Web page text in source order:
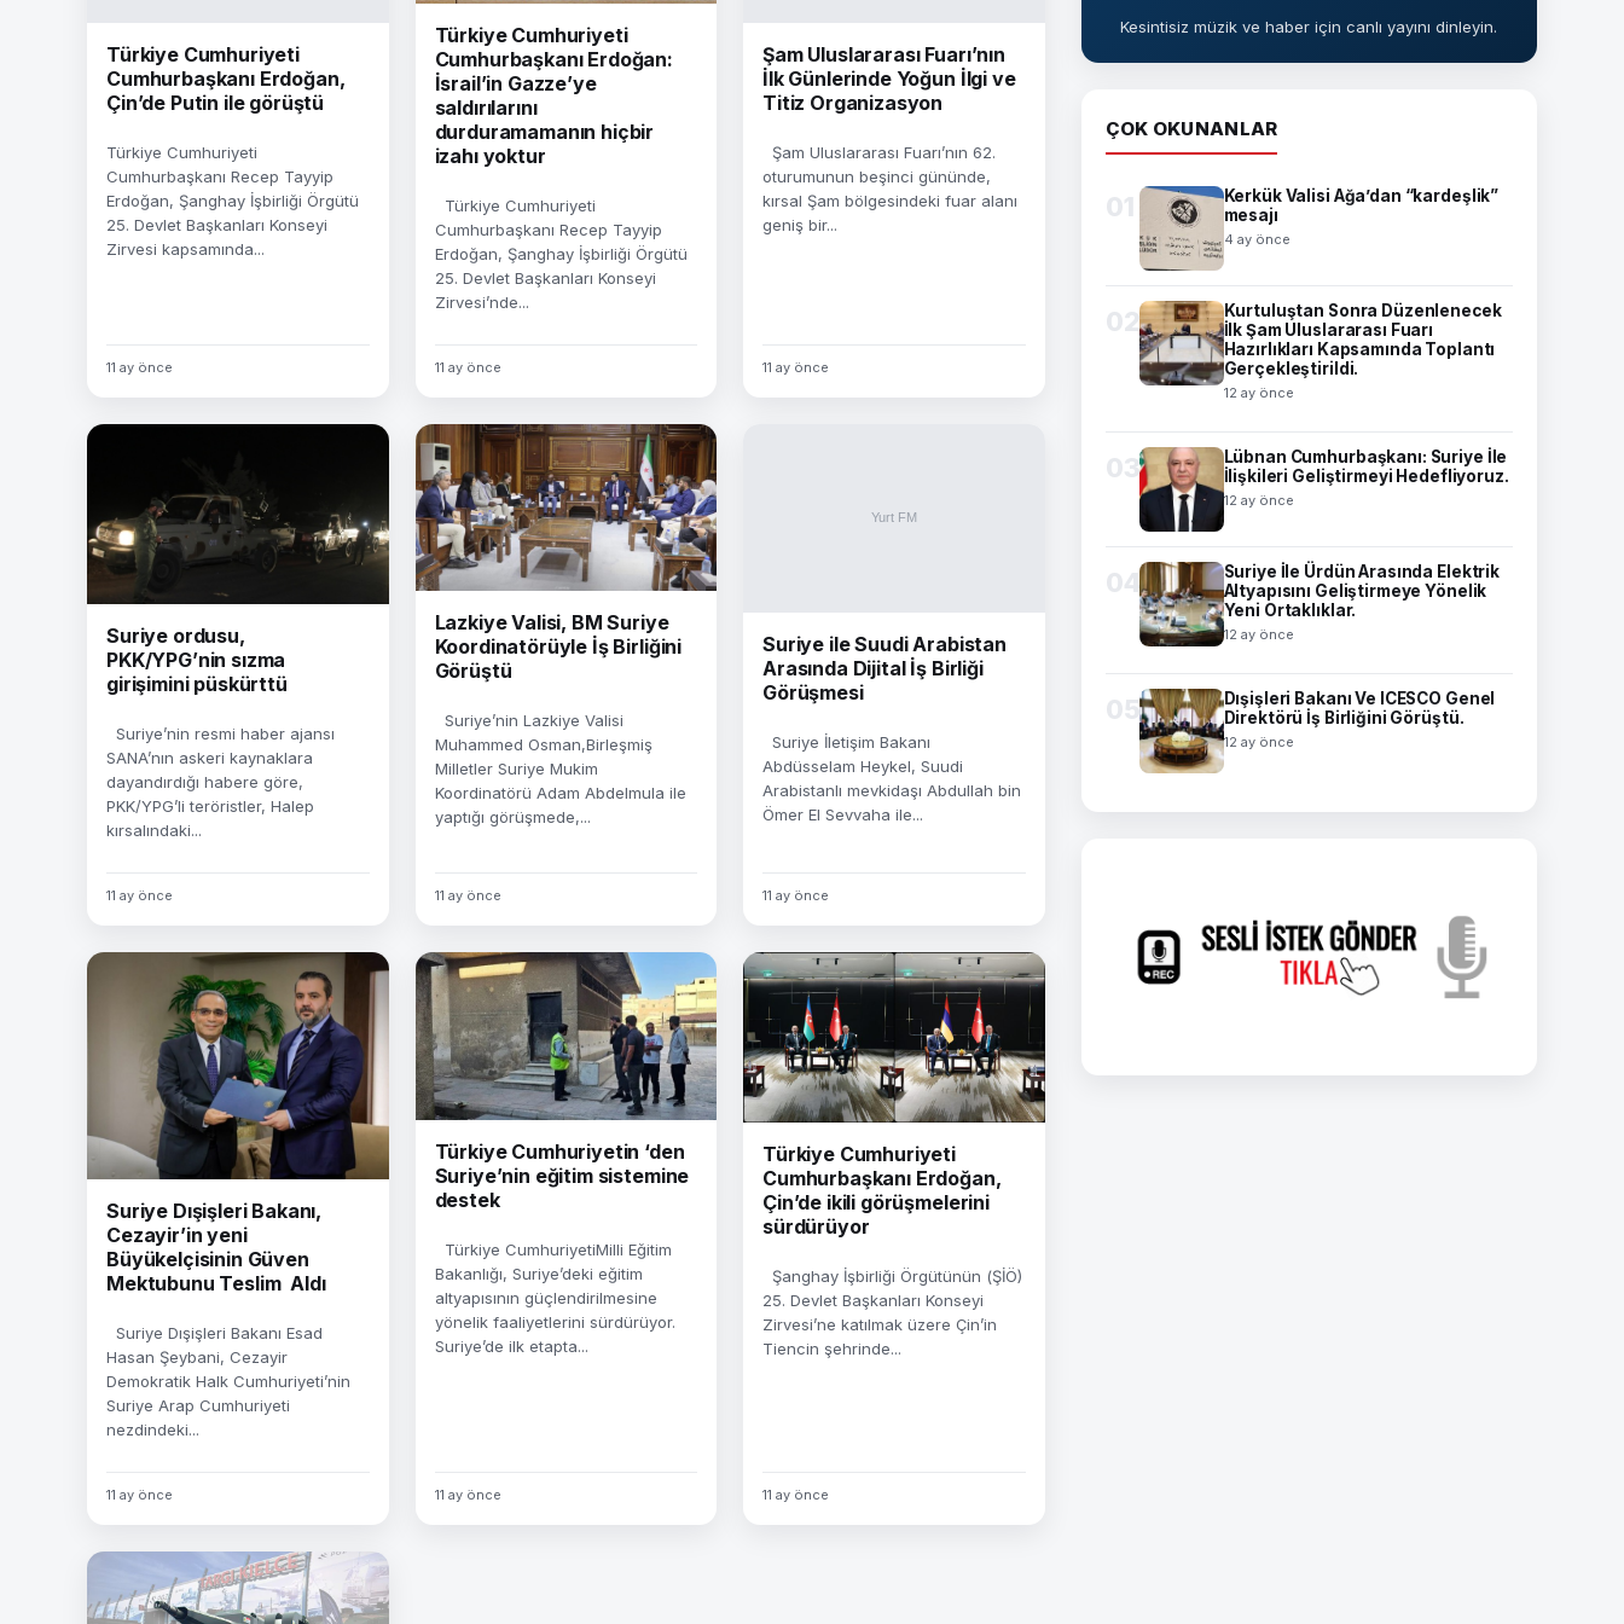
Türkiye Cumhuriyeti
Cumhurbaşkanı Erdoğan,
Çin’de Putin ile görüştü
Türkiye Cumhuriyeti
Cumhurbaşkanı Recep Tayyip
Erdoğan, Şanghay İşbirliği Örgütü
25. Devlet Başkanları Konseyi
Zirvesi kapsamında...
11 ay önce
Türkiye Cumhuriyeti
Cumhurbaşkanı Erdoğan:
İsrail’in Gazze’ye
saldırılarını
durduramamanın hiçbir
izahı yoktur
Türkiye Cumhuriyeti
Cumhurbaşkanı Recep Tayyip
Erdoğan, Şanghay İşbirliği Örgütü
25. Devlet Başkanları Konseyi
Zirvesi’nde...
11 ay önce
Şam Uluslararası Fuarı’nın
İlk Günlerinde Yoğun İlgi ve
Titiz Organizasyon
Şam Uluslararası Fuarı’nın 62.
oturumunun beşinci gününde,
kırsal Şam bölgesindeki fuar alanı
geniş bir...
11 ay önce
Suriye ordusu,
PKK/YPG’nin sızma
girişimini püskürttü
Suriye’nin resmi haber ajansı
SANA’nın askeri kaynaklara
dayandırdığı habere göre,
PKK/YPG’li teröristler, Halep
kırsalındaki...
11 ay önce
Lazkiye Valisi, BM Suriye
Koordinatörüyle İş Birliğini
Görüştü
Suriye’nin Lazkiye Valisi
Muhammed Osman,Birleşmiş
Milletler Suriye Mukim
Koordinatörü Adam Abdelmula ile
yaptığı görüşmede,...
11 ay önce
Suriye ile Suudi Arabistan
Arasında Dijital İş Birliği
Görüşmesi
Suriye İletişim Bakanı
Abdüsselam Heykel, Suudi
Arabistanlı mevkidaşı Abdullah bin
Ömer El Sevvaha ile...
11 ay önce
Suriye Dışişleri Bakanı,
Cezayir’in yeni
Büyükelçisinin Güven
Mektubunu Teslim Aldı
Suriye Dışişleri Bakanı Esad
Hasan Şeybani, Cezayir
Demokratik Halk Cumhuriyeti’nin
Suriye Arap Cumhuriyeti
nezdindeki...
11 ay önce
Türkiye Cumhuriyetin ‘den
Suriye’nin eğitim sistemine
destek
Türkiye CumhuriyetiMilli Eğitim
Bakanlığı, Suriye’deki eğitim
altyapısının güçlendirilmesine
yönelik faaliyetlerini sürdürüyor.
Suriye’de ilk etapta...
11 ay önce
Türkiye Cumhuriyeti
Cumhurbaşkanı Erdoğan,
Çin’de ikili görüşmelerini
sürdürüyor
Şanghay İşbirliği Örgütünün (ŞİÖ)
25. Devlet Başkanları Konseyi
Zirvesi’ne katılmak üzere Çin’in
Tiencin şehrinde...
11 ay önce
Kesintisiz müzik ve haber için canlı yayını dinleyin.
ÇOK OKUNANLAR
01
Kerkük Valisi Ağa’dan “kardeşlik”
mesajı
4 ay önce
02
Kurtuluştan Sonra Düzenlenecek
İlk Şam Uluslararası Fuarı
Hazırlıkları Kapsamında Toplantı
Gerçekleştirildi.
12 ay önce
03
Lübnan Cumhurbaşkanı: Suriye İle
İlişkileri Geliştirmeyi Hedefliyoruz.
12 ay önce
04
Suriye İle Ürdün Arasında Elektrik
Altyapısını Geliştirmeye Yönelik
Yeni Ortaklıklar.
12 ay önce
05
Dışişleri Bakanı Ve ICESCO Genel
Direktörü İş Birliğini Görüştü.
12 ay önce